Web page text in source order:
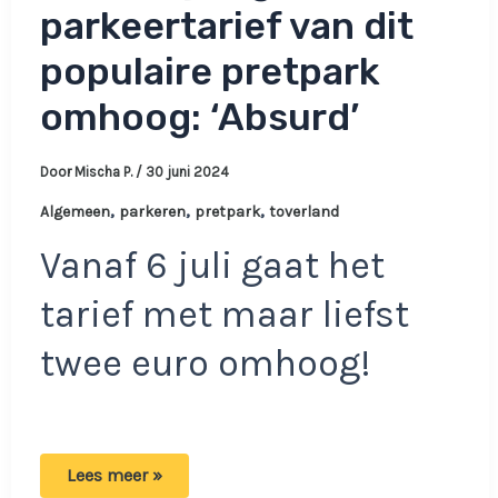
parkeertarief van dit
populaire pretpark
omhoog: ‘Absurd’
Door Mischa P. / 30 juni 2024
Algemeen, parkeren, pretpark, toverland
Vanaf 6 juli gaat het
tarief met maar liefst
twee euro omhoog!
Vanaf
Lees meer »